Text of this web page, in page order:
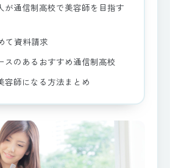
が通信制高校で美容師を目指す
て資料請求
スのあるおすすめ通信制高校
容師になる方法まとめ